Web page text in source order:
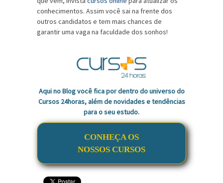
conhecimentos. Assim você sai na frente dos
outros candidatos e tem mais chances de
garantir uma vaga na faculdade dos sonhos!
Aqui no Blog você fica por dentro do universo do
Cursos 24horas, além de novidades e tendências
para o seu estudo.
CONHEÇA OS
NOSSOS CURSOS